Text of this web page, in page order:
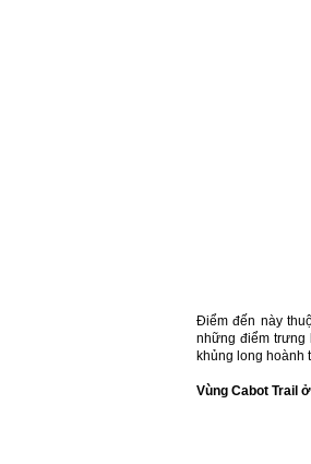
Điểm đến này
những điểm trưng
khủng long hoành
Vùng Cabot Trail